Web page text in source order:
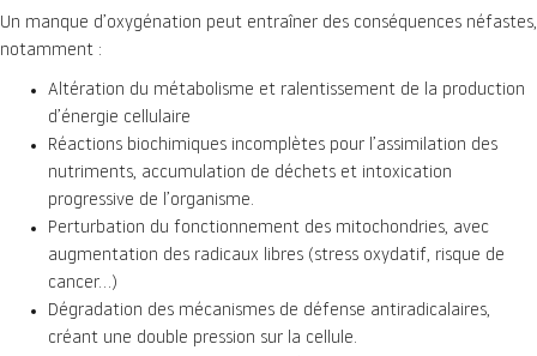
Un manque d’oxygénation peut entraîner des conséquences néfastes,
notamment :
Altération du métabolisme et ralentissement de la production
d’énergie cellulaire
Réactions biochimiques incomplètes pour l’assimilation des
nutriments, accumulation de déchets et intoxication
progressive de l’organisme.
Perturbation du fonctionnement des mitochondries, avec
augmentation des radicaux libres (stress oxydatif, risque de
cancer…)
Dégradation des mécanismes de défense antiradicalaires,
créant une double pression sur la cellule.